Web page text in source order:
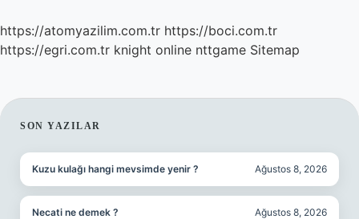
https://atomyazilim.com.tr https://boci.com.tr
https://egri.com.tr knight online nttgame Sitemap
SIDEBAR
SON YAZILAR
Kuzu kulağı hangi mevsimde yenir ? Ağustos 8, 2026
Necati ne demek ? Ağustos 8, 2026